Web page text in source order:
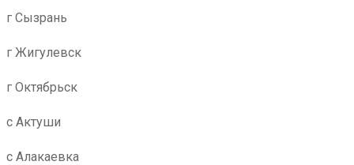
г Сызрань
г Жигулевск
г Октябрьск
с Актуши
с Алакаевка